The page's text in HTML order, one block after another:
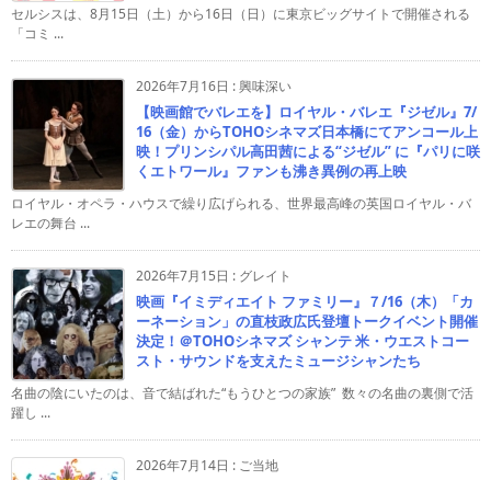
セルシスは、8月15日（土）から16日（日）に東京ビッグサイトで開催される
「コミ ...
2026年7月16日 :興味深い
【映画館でバレエを】ロイヤル・バレエ『ジゼル』7/
16（金）からTOHOシネマズ日本橋にてアンコール上
映！プリンシパル高田茜による“ジゼル” に『パリに咲
くエトワール』ファンも沸き異例の再上映
ロイヤル・オペラ・ハウスで繰り広げられる、世界最高峰の英国ロイヤル・バ
レエの舞台 ...
2026年7月15日 : グレイト
映画『イミディエイト ファミリー』７/16（木）「カ
ーネーション」の直枝政広氏登壇トークイベント開催
決定！＠TOHOシネマズ シャンテ 米・ウエストコー
スト・サウンドを支えたミュージシャンたち
名曲の陰にいたのは、音で結ばれた“もうひとつの家族” 数々の名曲の裏側で活
躍し ...
2026年7月14日 : ご当地